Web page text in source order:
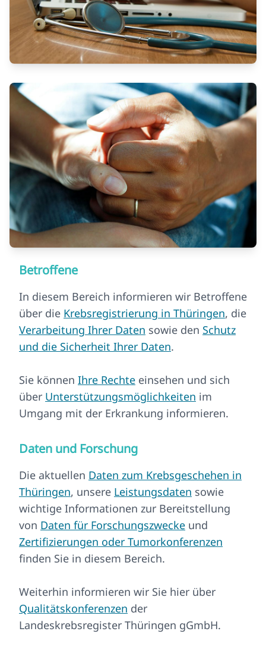
Betroffene
In diesem Bereich informieren wir Betroffene
über die Krebsregistrierung in Thüringen, die
Verarbeitung Ihrer Daten sowie den Schutz
und die Sicherheit Ihrer Daten.
Sie können Ihre Rechte einsehen und sich
über Unterstützungsmöglichkeiten im
Umgang mit der Erkrankung informieren.
Daten und Forschung
Die aktuellen Daten zum Krebsgeschehen in
Thüringen, unsere Leistungsdaten sowie
wichtige Informationen zur Bereitstellung
von Daten für Forschungszwecke und
Zertifizierungen oder Tumorkonferenzen
finden Sie in diesem Bereich.
Weiterhin informieren wir Sie hier über
Qualitätskonferenzen der
Landeskrebsregister Thüringen gGmbH.